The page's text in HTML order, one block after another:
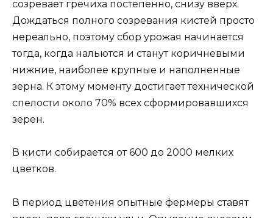
созревает гречиха постепенно, снизу вверх.
Дождаться полного созревания кистей просто
нереально, поэтому сбор урожая начинается
тогда, когда нальются и станут коричневыми
нижние, наиболее крупные и наполненные
зерна. К этому моменту достигает технической
спелости около 70% всех сформировавшихся
зерен.
В кисти собирается от 600 до 2000 мелких
цветков.
В период цветения опытные фермеры ставят